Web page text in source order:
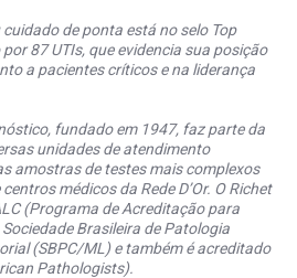
de ponta está no selo Top
87 UTIs, que evidencia sua posição
a pacientes críticos e na liderança
fundado em 1947, faz parte da
unidades de atendimento
amostras de testes mais complexos
médicos da Rede D’Or. O Richet
(Programa de Acreditação para
Brasileira de Patologia
(SBPC/ML) e também é acreditado
Pathologists).